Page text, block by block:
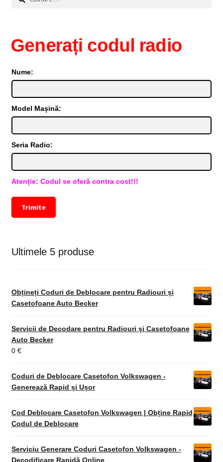
după:
Generați codul radio
Nume:
Model Mașină:
Seria Radio:
Atenție: Codul se oferă contra cost!!!
Trimite
Ultimele 5 produse
Obțineți Coduri de Deblocare pentru Radiouri și
Casetofoane Auto Becker
Servicii de Decodare pentru Radiouri și Casetofoane
Auto Becker
0 €
Coduri de Deblocare Casetofon Volkswagen -
Generează Rapid și Ușor
Cod Deblocare Casetofon Volkswagen | Obține Rapid
Codul de Deblocare
Serviciu Generare Coduri Casetofon Volkswagen -
Decodificare Rapidă Online